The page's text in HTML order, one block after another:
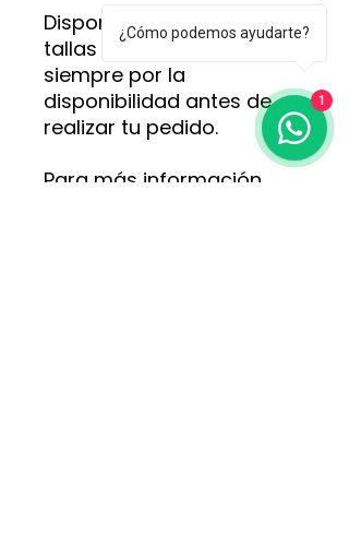
Disponibles en diferentes
tallas y colores. Pregunta
siempre por la
disponibilidad antes de
realizar tu pedido.
Para más información,
¿Cómo podemos ayudarte?
1